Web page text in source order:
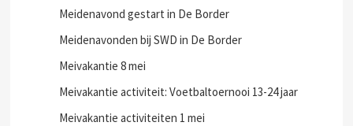
Meidenavond gestart in De Border
Meidenavonden bij SWD in De Border
Meivakantie 8 mei
Meivakantie activiteit: Voetbaltoernooi 13-24 jaar
Meivakantie activiteiten 1 mei